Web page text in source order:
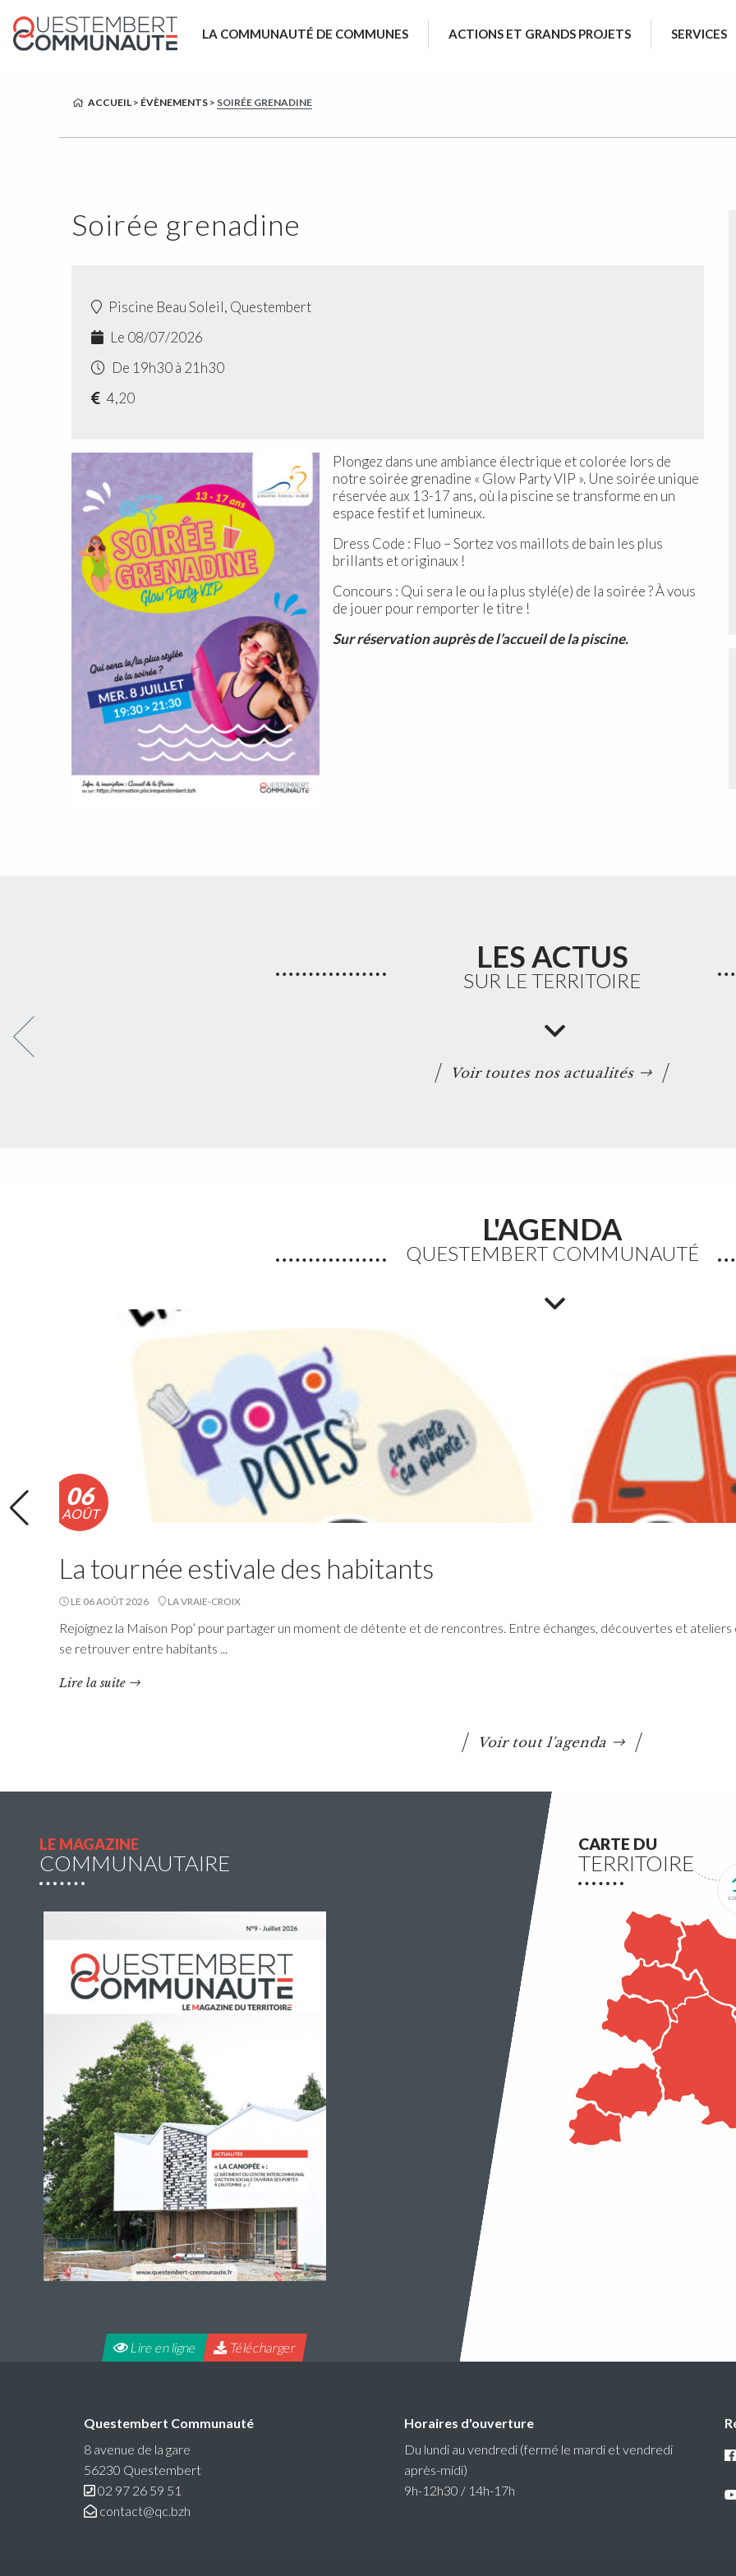
LA COMMUNAUTÉ DE COMMUNES ACTIONS ET GRANDS PROJETS SERVICES
ACCUEIL > ÉVÈNEMENTS > SOIRÉE GRENADINE
Soirée grenadine
Piscine Beau Soleil, Questembert
Le 08/07/2026
De 19h30 à 21h30
4,20
Plongez dans une ambiance électrique et colorée lors de
notre soirée grenadine « Glow Party VIP ». Une soirée unique
réservée aux 13-17 ans, où la piscine se transforme en un
espace festif et lumineux.
Dress Code : Fluo – Sortez vos maillots de bain les plus
brillants et originaux !
Concours : Qui sera le ou la plus stylé(e) de la soirée ? À vous
de jouer pour remporter le titre !
Sur réservation auprès de l’accueil de la piscine.
LES ACTUS
SUR LE TERRITOIRE
activités nautiques. La consommation de poissons
pêchés est également déconseillée.
Accueils de loisirs :
Ouverture des réservations
des mercredis de septembre
Les réservations des mercredis aux accueils de
loisirs de La Maison Pop’, pour la période de
septembre à décembre 2026, sont ouvertes à
partir du 20 juillet 2026
Lire la suite
citoyen pour les transitions
associations du territoire.
de Questembert Communauté
Voir toutes nos actualités
L'AGENDA
QUESTEMBERT COMMUNAUTÉ
06
AOÛT
La tournée estivale des habitants
LE 06 AOÛT 2026 LA VRAIE-CROIX
Rejoignez la Maison Pop’ pour partager un moment de détente et de rencontres. Entre échanges, découvertes et
se retrouver entre habitants ...
Lire la suite
Voir tout l'agenda
LE MAGAZINE
COMMUNAUTAIRE
Lire en ligne Télécharger
CARTE DU
TERRITOIRE
Questembert Communauté
8 avenue de la gare
56230 Questembert
02 97 26 59 51
contact@qc.bzh
Horaires d'ouverture
Du lundi au vendredi (fermé le mardi et vendredi
après-midi)
9h-12h30 / 14h-17h